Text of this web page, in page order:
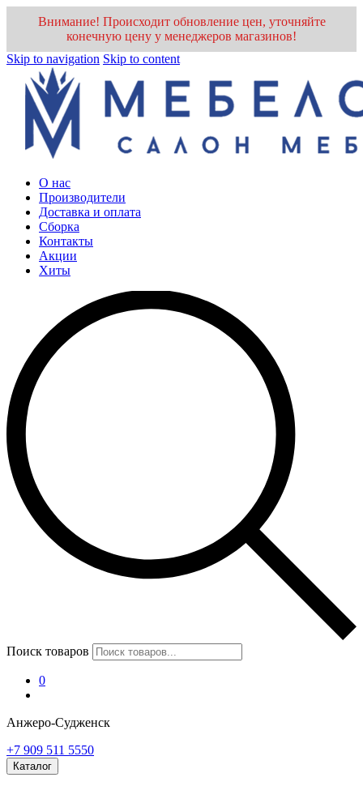
Внимание! Происходит обновление цен, уточняйте
конечную цену у менеджеров магазинов!
Skip to navigation Skip to content
О нас
Производители
Доставка и оплата
Cборка
Контакты
Акции
Хиты
Поиск товаров
0
Анжеро-Судженск
+7 909 511 5550
Каталог